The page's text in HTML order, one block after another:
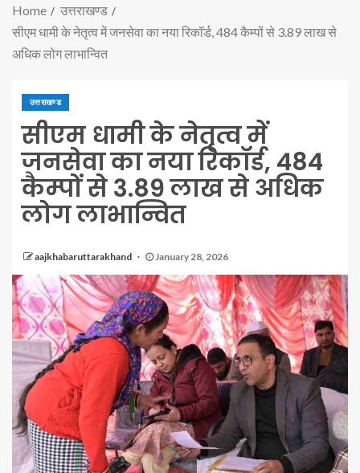
Home
उत्तराखण्ड
सीएम धामी के नेतृत्व में जनसेवा का नया रिकॉर्ड, 484 कैम्पों से 3.89 लाख से
अधिक लोग लाभान्वित
उत्तराखण्ड
सीएम धामी के नेतृत्व में
जनसेवा का नया रिकॉर्ड, 484
कैम्पों से 3.89 लाख से अधिक
लोग लाभान्वित
aajkhabaruttarakhand January 28, 2026